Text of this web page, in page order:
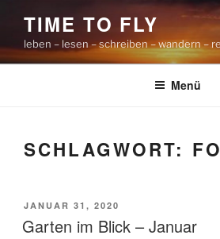
springen
TIME TO FLY
leben – lesen – schreiben – wandern –
Menü
SCHLAGWORT:
VERÖFFENTLICHT
AM
JANUAR 31, 2020
Garten im Blick – Januar